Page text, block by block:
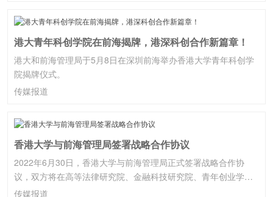
港大青年科创学院在前海揭牌，港深科创合作新篇章！
港大和前海管理局于5月8日在深圳前海举办香港大学青年科创学
院揭牌仪式。
传媒报道
香港大学与前海管理局签署战略合作协议
2022年6月30日，香港大学与前海管理局正式签署战略合作协
议，双方将在高等法律研究院、金融科技研究院、青年创业学
院、碳中和试点示范区建设、前沿科技产业园等领域展开务实合
传媒报道